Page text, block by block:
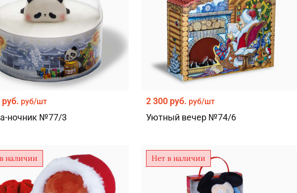
руб/шт
ночник №77/3
2 300 руб. руб/шт
Уютный вечер №74/6
наличии Нет в наличии